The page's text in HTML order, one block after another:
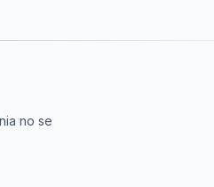
no se